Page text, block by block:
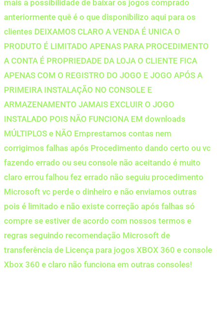
mais a possibilidade de baixar os jogos comprado
anteriormente quê é o que disponibilizo aqui para os
clientes DEIXAMOS CLARO A VENDA É UNICA O
PRODUTO É LIMITADO APENAS PARA PROCEDIMENTO
A CONTA É PROPRIEDADE DA LOJA O CLIENTE FICA
APENAS COM O REGISTRO DO JOGO E JOGO APÓS A
PRIMEIRA INSTALAÇÃO NO CONSOLE E
ARMAZENAMENTO JAMAIS EXCLUIR O JOGO
INSTALADO POIS NÃO FUNCIONA EM downloads
MÚLTIPLOS e NÃO Emprestamos contas nem
corrigimos falhas após Procedimento dando certo ou vc
fazendo errado ou seu console não aceitando é muito
claro errou falhou fez errado não seguiu procedimento
Microsoft vc perde o dinheiro e não enviamos outras
pois é limitado e não existe correção após falhas só
compre se estiver de acordo com nossos termos e
regras seguindo recomendação Microsoft de
transferência de Licença para jogos XBOX 360 e console
Xbox 360 e claro não funciona em outras consoles!